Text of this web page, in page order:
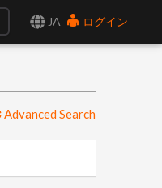
JA ログイン
Advanced Search